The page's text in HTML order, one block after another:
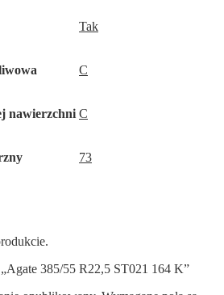
Tak
C
nawierzchni C
73
385/55 R22,5 ST021 164 K”